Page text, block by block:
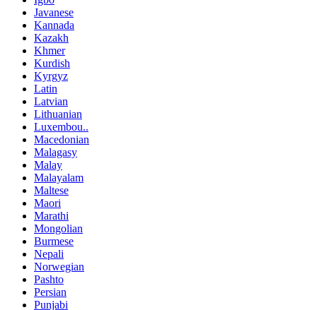
Javanese
Kannada
Kazakh
Khmer
Kurdish
Kyrgyz
Latin
Latvian
Lithuanian
Luxembou..
Macedonian
Malagasy
Malay
Malayalam
Maltese
Maori
Marathi
Mongolian
Burmese
Nepali
Norwegian
Pashto
Persian
Punjabi